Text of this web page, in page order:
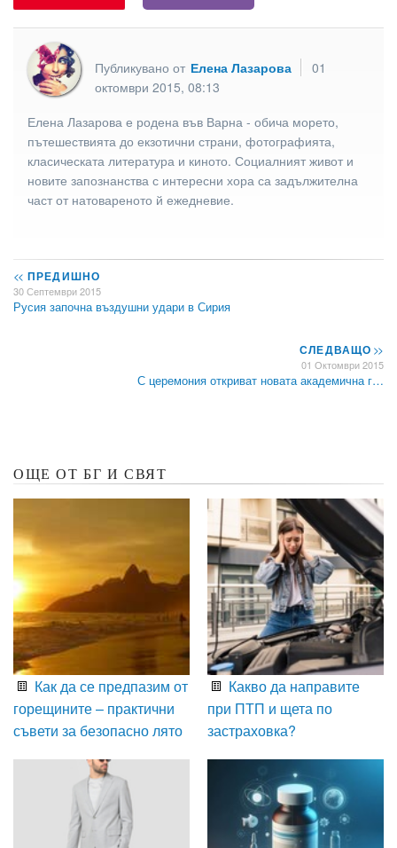
Публикувано от Елена Лазарова
01
октомври 2015, 08:13
Елена Лазарова е родена във Варна - обича морето,
пътешествията до екзотични страни, фотографията,
класическата литература и киното. Социалният живот и
новите запознанства с интересни хора са задължителна
част от натовареното й ежедневие.
<< ПРЕДИШНО
30 Септември 2015
Русия започна въздушни удари в Сирия
СЛЕДВАЩО>>
01 Октомври 2015
С церемония откриват новата академична г…
ОЩЕ ОТ БГ И СВЯТ
Как да се предпазим от
горещините – практични
съвети за безопасно лято
Какво да направите
при ПТП и щета по
застраховка?